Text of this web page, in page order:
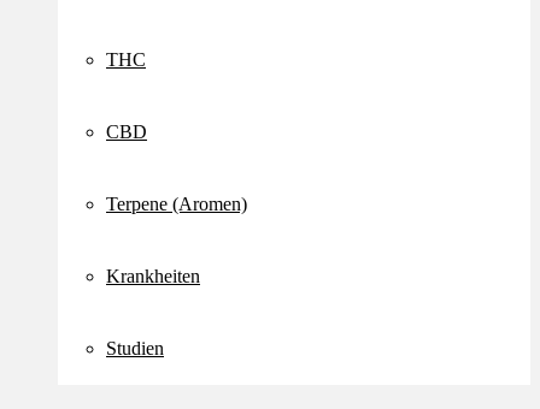
THC
CBD
Terpene (Aromen)
Krankheiten
Studien